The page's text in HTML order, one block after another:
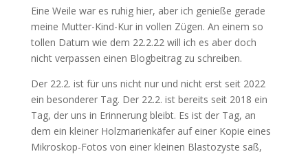
Eine Weile war es ruhig hier, aber ich genieße gerade
meine Mutter-Kind-Kur in vollen Zügen. An einem so
tollen Datum wie dem 22.2.22 will ich es aber doch
nicht verpassen einen Blogbeitrag zu schreiben.
Der 22.2. ist für uns nicht nur und nicht erst seit 2022
ein besonderer Tag. Der 22.2. ist bereits seit 2018 ein
Tag, der uns in Erinnerung bleibt. Es ist der Tag, an
dem ein kleiner Holzmarienkäfer auf einer Kopie eines
Mikroskop-Fotos von einer kleinen Blastozyste saß,